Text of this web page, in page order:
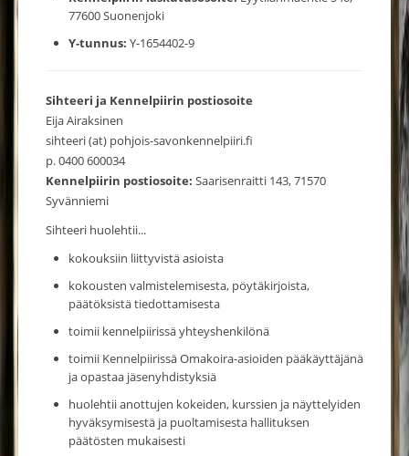
77600 Suonenjoki
Y-tunnus: Y-1654402-9
Sihteeri ja Kennelpiirin postiosoite
Eija Airaksinen
sihteeri (at) pohjois-savonkennelpiiri.fi
p. 0400 600034
Kennelpiirin postiosoite: Saarisenraitti 143, 71570
Syvänniemi
Sihteeri huolehtii...
kokouksiin liittyvistä asioista
kokousten valmistelemisesta, pöytäkirjoista,
päätöksistä tiedottamisesta
toimii kennelpiirissä yhteyshenkilönä
toimii Kennelpiirissä Omakoira-asioiden pääkäyttäjänä
ja opastaa jäsenyhdistyksiä
huolehtii anottujen kokeiden, kurssien ja näyttelyiden
hyväksymisestä ja puoltamisesta hallituksen
päätösten mukaisesti